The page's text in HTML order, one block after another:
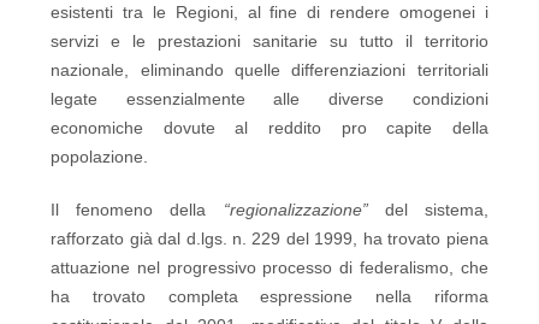
esistenti tra le Regioni, al fine di rendere omogenei i
servizi e le prestazioni sanitarie su tutto il territorio
nazionale, eliminando quelle differenziazioni territoriali
legate essenzialmente alle diverse condizioni
economiche dovute al reddito pro capite della
popolazione.
Il fenomeno della “regionalizzazione”del sistema,
rafforzato già dal d.lgs. n. 229 del 1999, ha trovato piena
attuazione nel progressivo processo di federalismo, che
ha trovato completa espressione nella riforma